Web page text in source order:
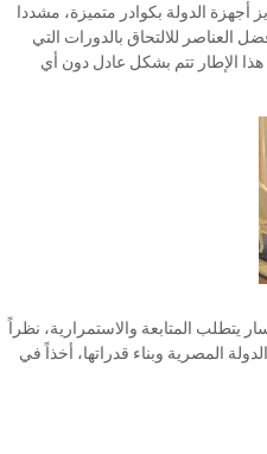
الدولة بكوادر متميزة، مشددا
العناصر للالتحاق بالدورات التي
هذا الإطار تتم بشكل عادل دون أي
المتابعة والاستمرارية، نظراً
المصرية وبناء قدراتها، أخذاً في